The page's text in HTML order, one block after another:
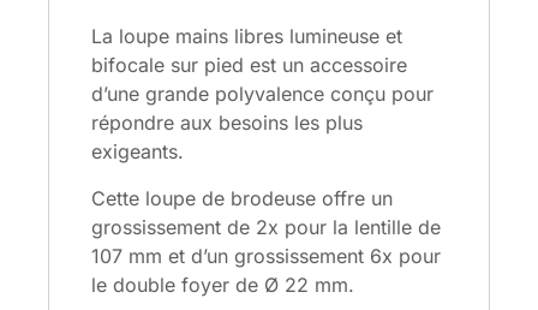
La loupe mains libres lumineuse et
bifocale sur pied est un accessoire
d’une grande polyvalence conçu pour
répondre aux besoins les plus
exigeants.
Cette loupe de brodeuse offre un
grossissement de 2x pour la lentille de
107 mm et d’un grossissement 6x pour
le double foyer de Ø 22 mm.